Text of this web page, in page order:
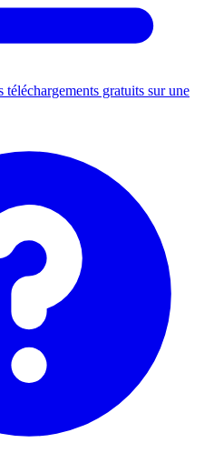
téléchargements gratuits sur une